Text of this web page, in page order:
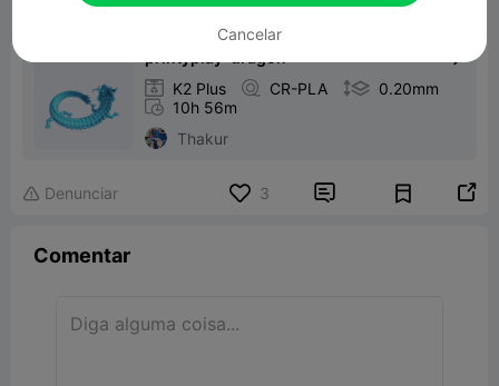
Imprimir Arquivo：
 K2 Plus  CR-PLA  0.20mm
 10h 56m
Thakur
 Denunciar 3  
Comentar
Cancelar